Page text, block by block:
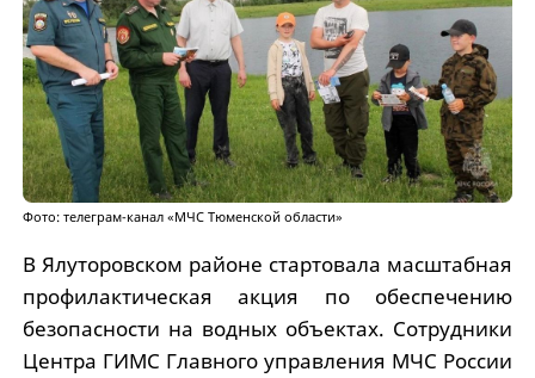
Фото: телеграм-канал «МЧС Тюменской области»
В Ялуторовском районе стартовала масштабная
профилактическая акция по обеспечению
безопасности на водных объектах. Сотрудники
Центра ГИМС Главного управления МЧС России